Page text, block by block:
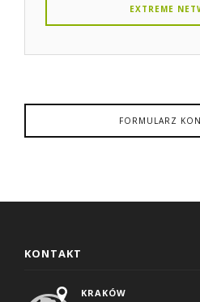
EXTREME
FORMULARZ
KONTAKT
KRAKÓW